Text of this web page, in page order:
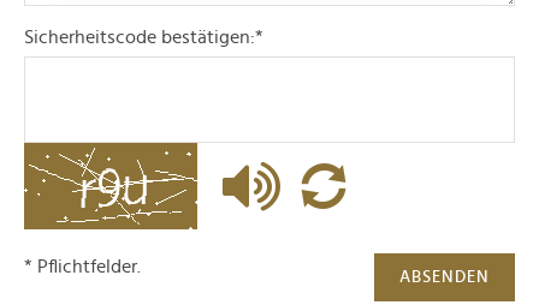
Wir verwenden Cookies, um Inhalte und Anzeigen zu
Verwendung unserer Website an unsere Partner für
soziale Medien, Werbung und Analysen weiter. Unsere
Partner führen diese Informationen möglicherweise mit
weiteren Daten zusammen, die Sie ihnen bereitgestellt
haben oder die sie im Rahmen Ihrer Nutzung der Dienste
Sicherheitscode bestätigen:*
ABSENDEN
* Pflichtfelder.